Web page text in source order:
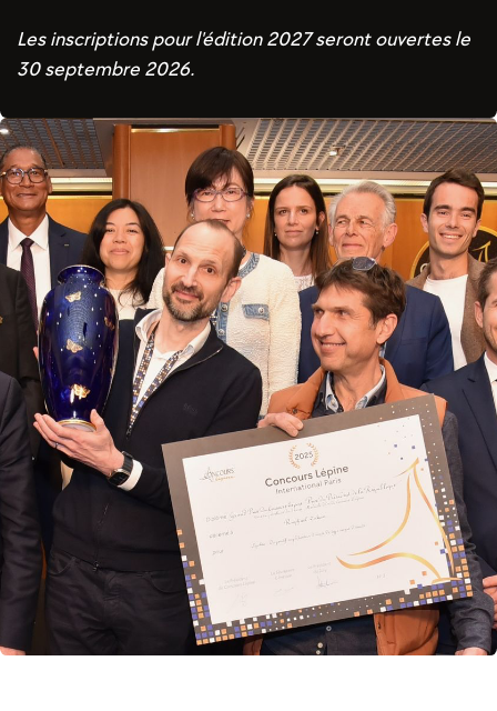
Les inscriptions pour l'édition 2027 seront ouvertes le
30 septembre 2026.